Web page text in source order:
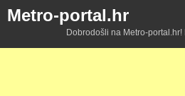
Metro-portal.hr
Dobrodošli na Metro-portal.hr!